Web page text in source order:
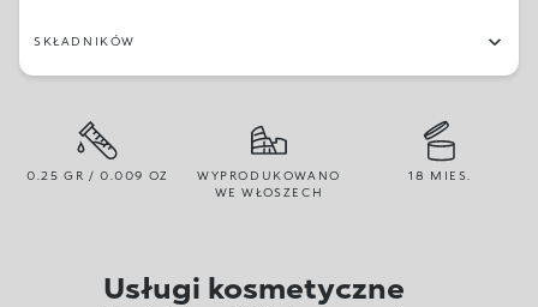
SKŁADNIKÓW
0.25 GR / 0.009 OZ
WYPRODUKOWANO
WE WŁOSZECH
18 MIES.
Usługi kosmetyczne